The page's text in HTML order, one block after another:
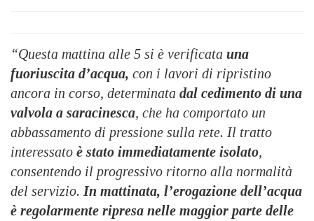
“Questa mattina alle 5 si è verificata una
fuoriuscita d’acqua, con i lavori di ripristino
ancora in corso, determinata dal cedimento di una
valvola a saracinesca, che ha comportato un
abbassamento di pressione sulla rete. Il tratto
interessato è stato immediatamente isolato,
consentendo il progressivo ritorno alla normalità
del servizio. In mattinata, l’erogazione dell’acqua
è regolarmente ripresa nelle maggior parte delle